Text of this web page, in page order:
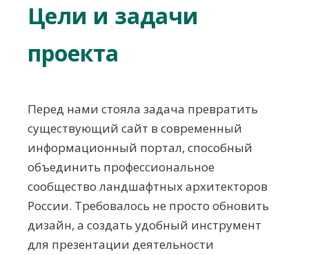
Цели и задачи
проекта
Перед нами стояла задача превратить
существующий сайт в современный
информационный портал, способный
объединить профессиональное
сообщество ландшафтных архитекторов
России. Требовалось не просто обновить
дизайн, а создать удобный инструмент
для презентации деятельности